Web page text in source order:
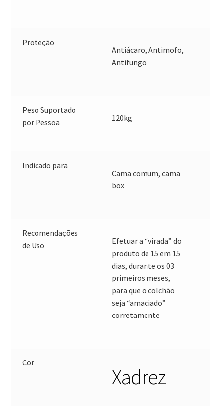
Proteção
Antiácaro, Antimofo,
Antifungo
Peso Suportado
por Pessoa
120kg
Indicado para
Cama comum, cama
box
Recomendações
de Uso
Efetuar a “virada” do
produto de 15 em 15
dias, durante os 03
primeiros meses,
para que o colchão
seja “amaciado”
corretamente
Cor
Xadrez